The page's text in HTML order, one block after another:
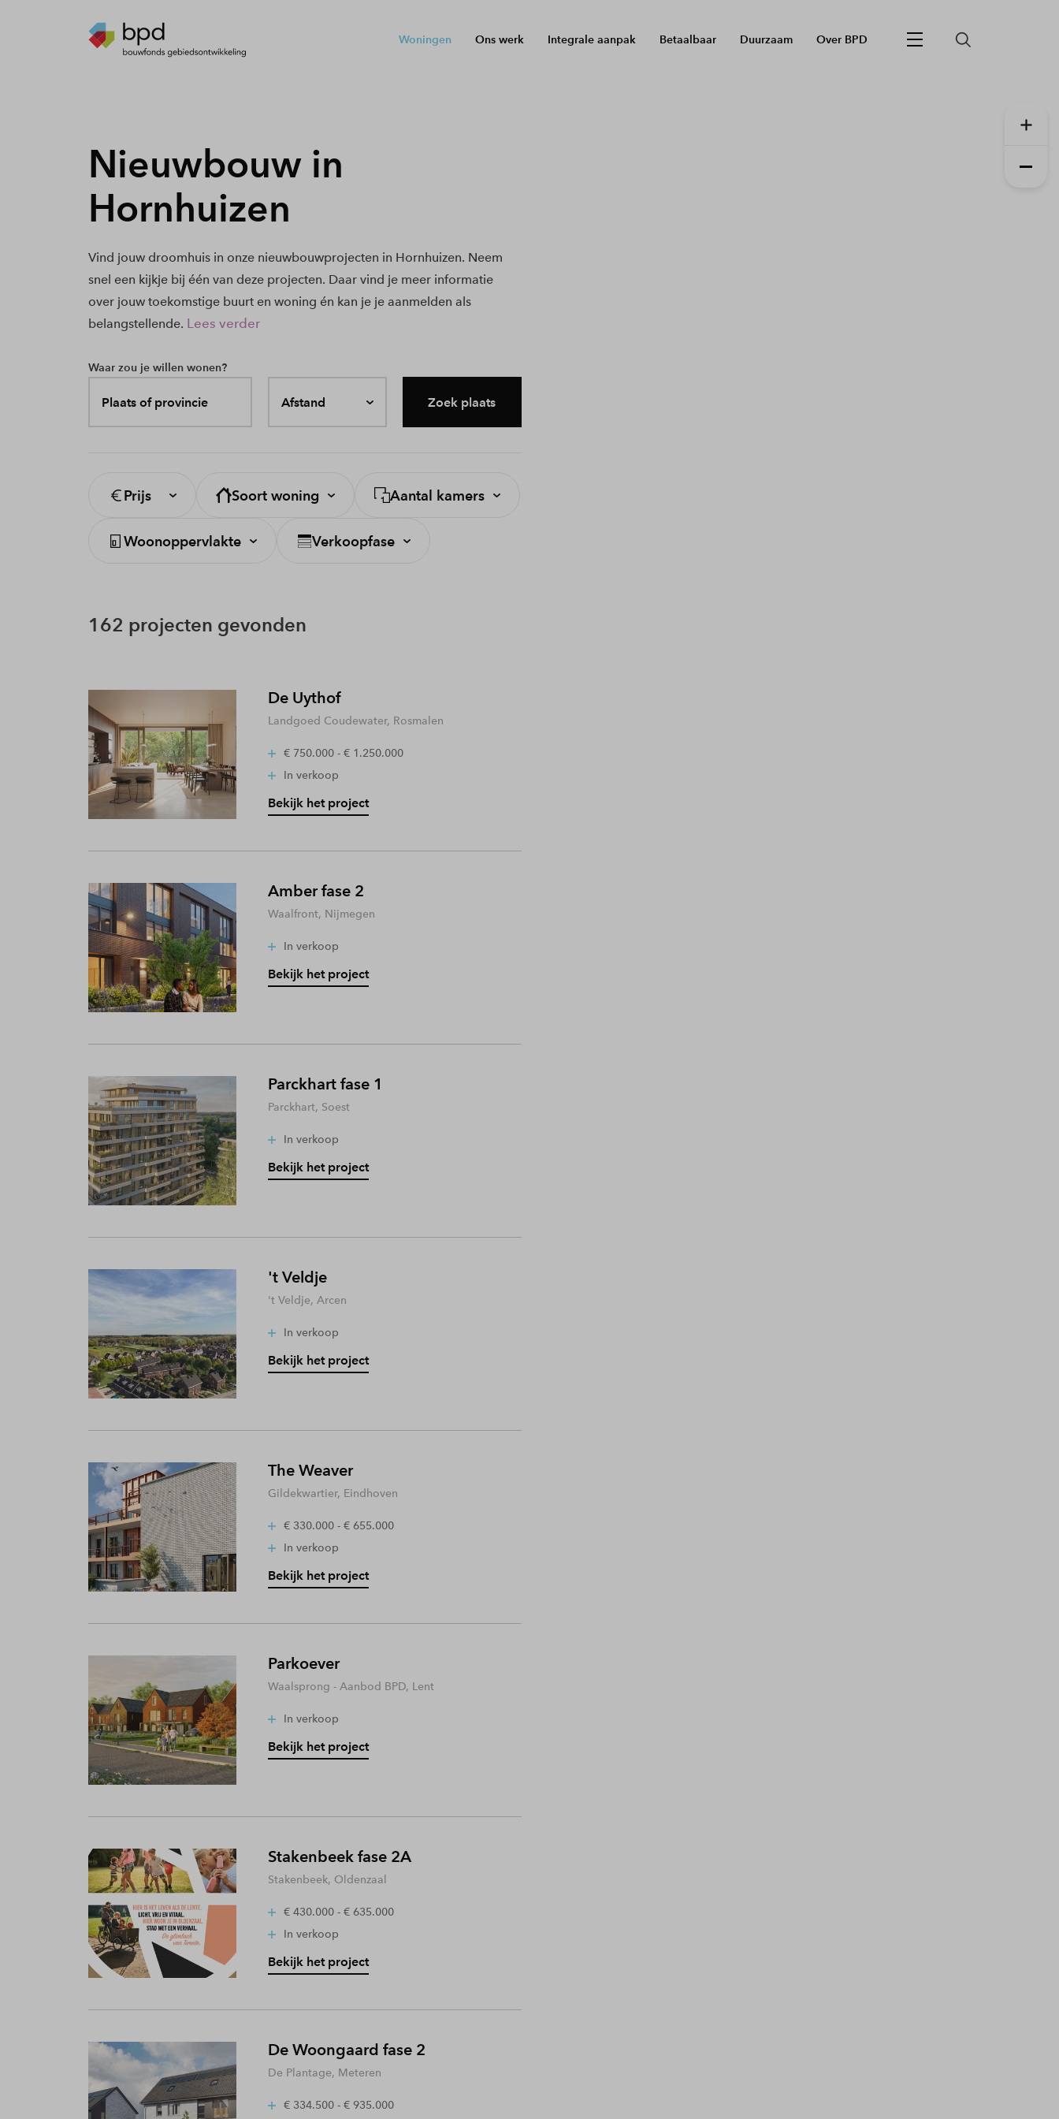
Woningen Ons werk Integrale aanpak Betaalbaar Duurzaam Over BPD
Nieuwbouw in
Hornhuizen
Vind jouw droomhuis in onze nieuwbouwprojecten in Hornhuizen. Neem
snel een kijkje bij één van deze projecten. Daar vind je meer informatie
over jouw toekomstige buurt en woning én kan je je aanmelden als
belangstellende. Lees verder
Waar zou je willen wonen?
Plaats of provincie Afstand Zoek plaats
Prijs Soort woning Aantal kamers
Woonoppervlakte Verkoopfase
162 projecten gevonden
De Uythof
Landgoed Coudewater, Rosmalen
€ 750.000 - € 1.250.000
In verkoop
Bekijk het project
Amber fase 2
Waalfront, Nijmegen
In verkoop
Bekijk het project
Parckhart fase 1
Parckhart, Soest
In verkoop
Bekijk het project
't Veldje
't Veldje, Arcen
In verkoop
Bekijk het project
The Weaver
Gildekwartier, Eindhoven
€ 330.000 - € 655.000
In verkoop
Bekijk het project
Parkoever
Waalsprong - Aanbod BPD, Lent
In verkoop
Bekijk het project
Stakenbeek fase 2A
Stakenbeek, Oldenzaal
€ 430.000 - € 635.000
In verkoop
Bekijk het project
De Woongaard fase 2
De Plantage, Meteren
€ 334.500 - € 935.000